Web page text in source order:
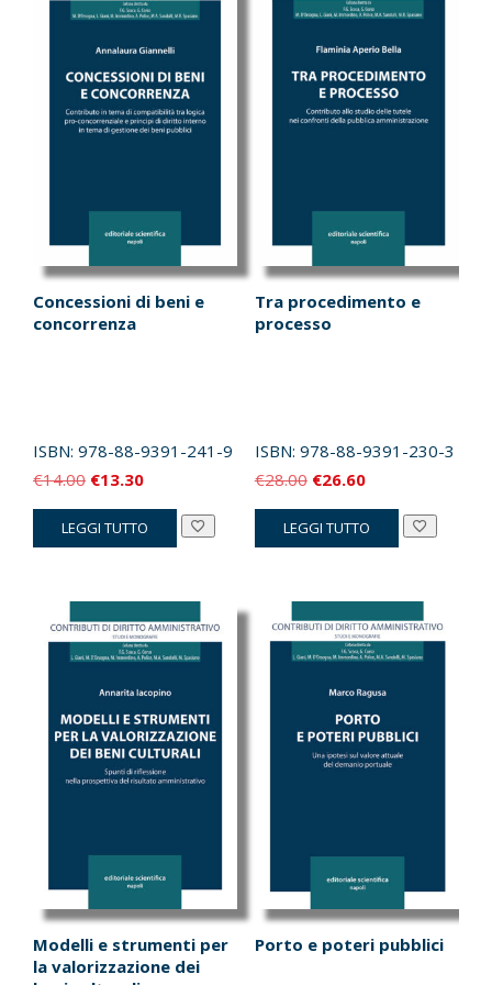
Concessioni di beni e
concorrenza
ISBN: 978-88-9391-241-9
€14.00 Il
prezzo
originale
€13.30Il
prezzo
attuale
LEGGI TUTTO
Tra procedimento e
processo
ISBN: 978-88-9391-230-3
€28.00 Il
prezzo
originale
€26.60Il
prezzo
attuale
LEGGI TUTTO
Modelli e strumenti per
la valorizzazione dei
Porto e poteri pubblici